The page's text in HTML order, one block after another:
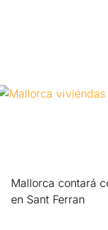
Mallorca contará
en Sant Ferran